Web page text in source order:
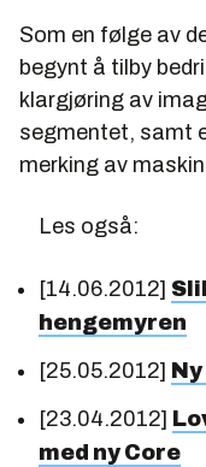
Som en følge av
begynt å tilby
klargjøring av
segmentet, samt
merking av
Les også:
[14.06.2012]
hengemyren
[25.05.2012]
[23.04.2012]
med ny Core